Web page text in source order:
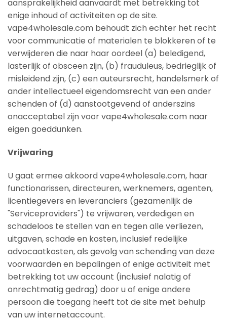
aansprakelijkheid aanvaardt met betrekking tot
enige inhoud of activiteiten op de site.
vape4wholesale.com behoudt zich echter het recht
voor communicatie of materialen te blokkeren of te
verwijderen die naar haar oordeel (a) beledigend,
lasterlijk of obsceen zijn, (b) frauduleus, bedrieglijk of
misleidend zijn, (c) een auteursrecht, handelsmerk of
ander intellectueel eigendomsrecht van een ander
schenden of (d) aanstootgevend of anderszins
onacceptabel zijn voor vape4wholesale.com naar
eigen goeddunken.
Vrijwaring
U gaat ermee akkoord vape4wholesale.com, haar
functionarissen, directeuren, werknemers, agenten,
licentiegevers en leveranciers (gezamenlijk de
"Serviceproviders") te vrijwaren, verdedigen en
schadeloos te stellen van en tegen alle verliezen,
uitgaven, schade en kosten, inclusief redelijke
advocaatkosten, als gevolg van schending van deze
voorwaarden en bepalingen of enige activiteit met
betrekking tot uw account (inclusief nalatig of
onrechtmatig gedrag) door u of enige andere
persoon die toegang heeft tot de site met behulp
van uw internetaccount.